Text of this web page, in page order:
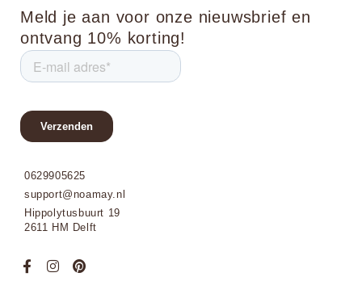
Meld je aan voor onze nieuwsbrief en
ontvang 10% korting!
0629905625
support@noamay.nl
Hippolytusbuurt 19
2611 HM Delft